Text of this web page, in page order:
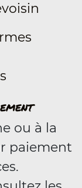
ou à la
paiement